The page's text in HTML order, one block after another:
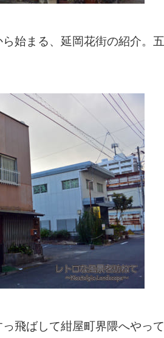
ら始まる、延岡花街の紹介。
飛ばして紺屋町界隈へやっ